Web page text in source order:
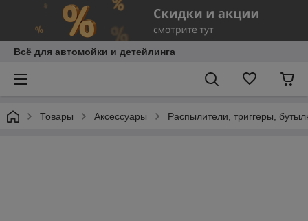
Всё для автомойки и детейлинга
Товары Аксессуары Распылители, триггеры,